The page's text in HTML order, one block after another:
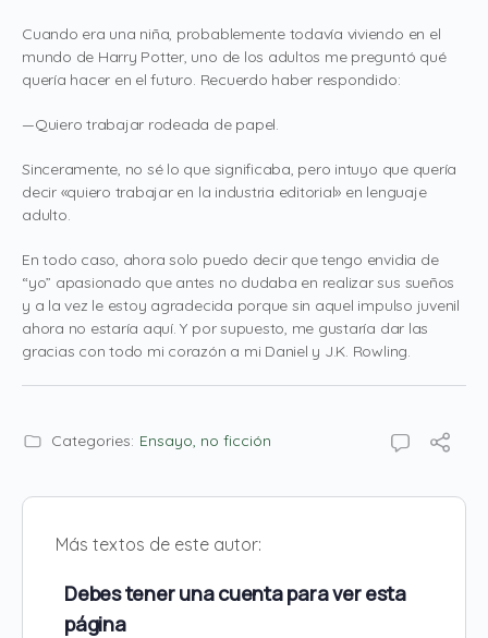
Cuando era una niña, probablemente todavía viviendo en el
mundo de Harry Potter, uno de los adultos me preguntó qué
quería hacer en el futuro. Recuerdo haber respondido:
—Quiero trabajar rodeada de papel.
Sinceramente, no sé lo que significaba, pero intuyo que quería
decir «quiero trabajar en la industria editorial» en lenguaje
adulto.
En todo caso, ahora solo puedo decir que tengo envidia de
“yo” apasionado que antes no dudaba en realizar sus sueños
y a la vez le estoy agradecida porque sin aquel impulso juvenil
ahora no estaría aquí. Y por supuesto, me gustaría dar las
gracias con todo mi corazón a mi Daniel y J.K. Rowling.
Categories: Ensayo, no ficción
Más textos de este autor:
Debes tener una cuenta para ver esta
página